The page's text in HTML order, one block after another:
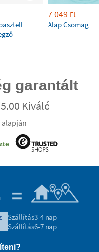
7 049 Ft
Alap Csomag
garantált
Kiváló
alapján
Szállítás3-4 nap
Szállítás6-7 nap